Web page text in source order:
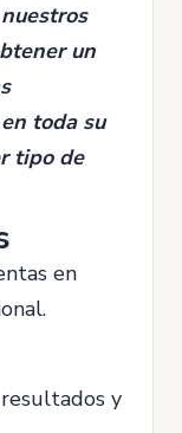
un
toda su
tipo de
en
y